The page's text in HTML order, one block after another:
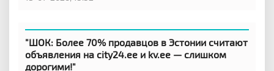
"ШОК: Более 70% продавцов в Эстонии считают
объявления на city24.ee и kv.ee — слишком
дорогими!"